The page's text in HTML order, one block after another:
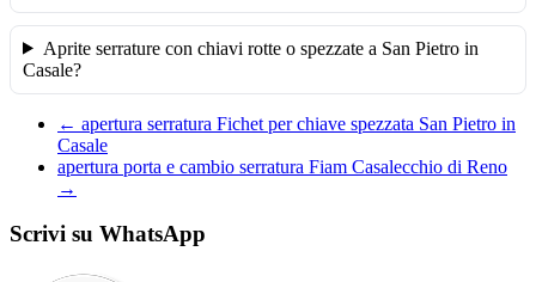
Aprite serrature con chiavi rotte o spezzate a San Pietro in
Casale?
← apertura serratura Fichet per chiave spezzata San Pietro in
Casale
apertura porta e cambio serratura Fiam Casalecchio di Reno
→
Scrivi su WhatsApp